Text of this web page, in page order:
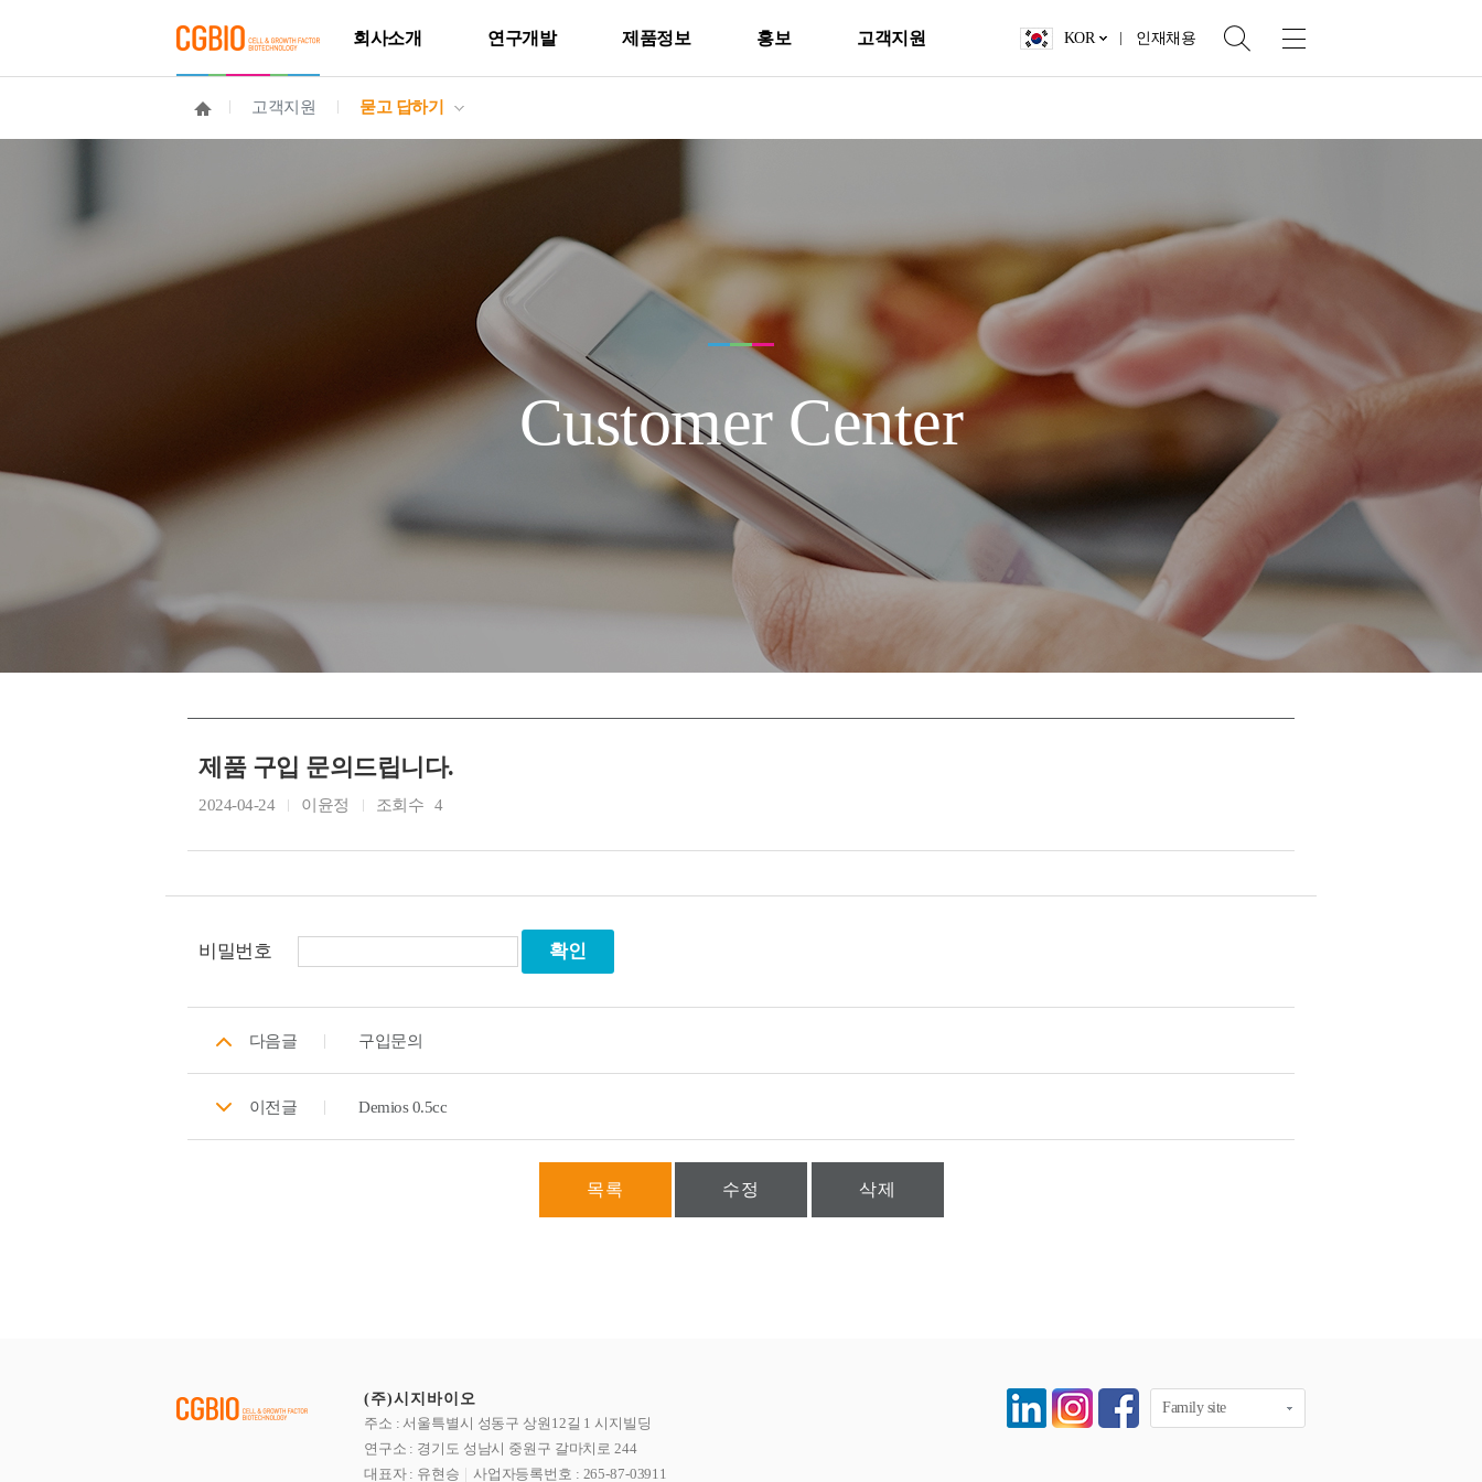
회사소개 연구개발 제품정보 홍보 고객지원 KOR 인재채용
고객지원 묻고 답하기
Customer Center
제품 구입 문의드립니다.
2024-04-24 이윤정 조회수 4
비밀번호
다음글 구입문의
이전글 Demios 0.5cc
목록 수정 삭제
(주)시지바이오
주소 : 서울특별시 성동구 상원12길 1 시지빌딩
연구소 : 경기도 성남시 중원구 갈마치로 244
대표자 : 유현승
사업자등록번호 : 265-87-03911
Family site